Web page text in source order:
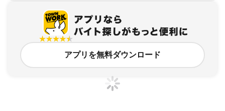
アプリを無料ダウンロード